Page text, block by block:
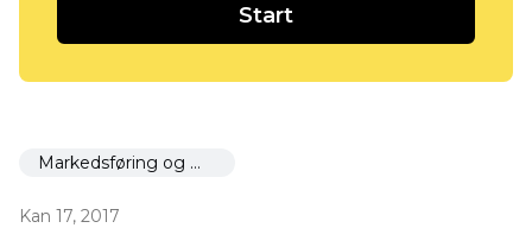
Start
Markedsføring og markedsføring
Kan 17, 2017